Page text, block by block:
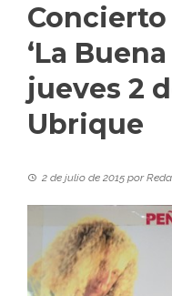
‘La
jueves 2
Ubrique
2 de julio de 2015 por